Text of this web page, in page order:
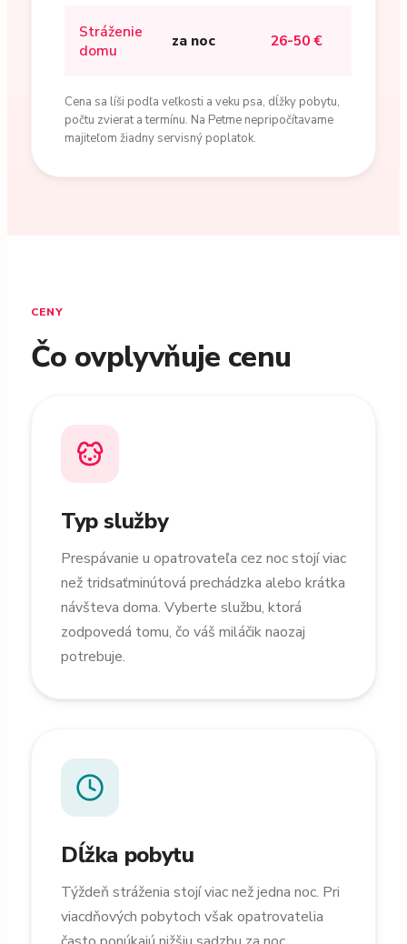
Stráženie
domu
za noc 26-50 €
Cena sa líši podľa veľkosti a veku psa, dĺžky pobytu,
počtu zvierat a termínu. Na Petme nepripočítavame
majiteľom žiadny servisný poplatok.
CENY
Čo ovplyvňuje cenu
Typ služby
Prespávanie u opatrovateľa cez noc stojí viac
než tridsaťminútová prechádzka alebo krátka
návšteva doma. Vyberte službu, ktorá
zodpovedá tomu, čo váš miláčik naozaj
potrebuje.
Dĺžka pobytu
Týždeň stráženia stojí viac než jedna noc. Pri
viacdňových pobytoch však opatrovatelia